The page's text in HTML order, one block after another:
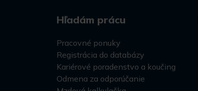
Hľadám prácu
Pracovné ponuky
Registrácia do databázy
Kariérové poradenstvo a koučing
Odmena za odporúčanie